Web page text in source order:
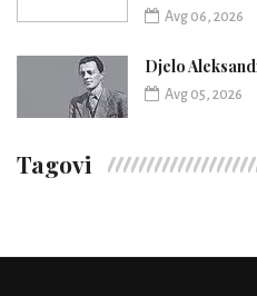
Avg 06, 2026
Djelo
Avg 05, 2026
Tagovi